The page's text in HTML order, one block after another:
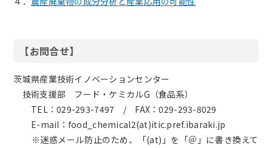
【お問合せ】
茨城県産業技術イノベーションセンター
技術支援部 フード・ケミカルG（食品系）
TEL：029-293-7497 / FAX：029-293-8029
E-mail：food_chemical2(at)itic.pref.ibaraki.jp
※迷惑メール防止のため、「(at)」を「＠」に書き換えて